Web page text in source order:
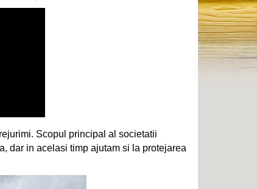
Scopul principal al societatii
dar in acelasi timp ajutam si la protejarea